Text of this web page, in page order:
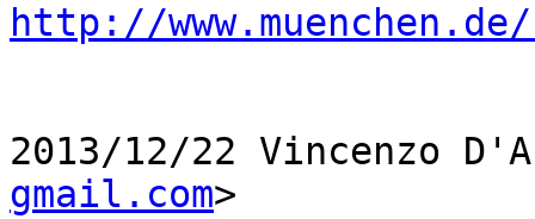
http://
2013/12/22 Vincenzo
gmail.com>